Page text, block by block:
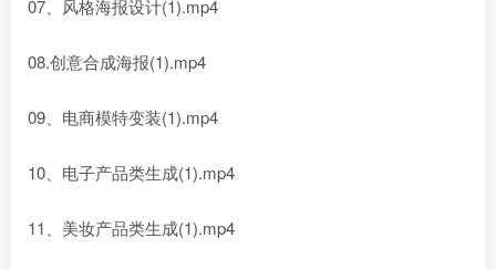
07、风格海报设计(1).mp4
08.创意合成海报(1).mp4
09、电商模特变装(1).mp4
10、电子产品类生成(1).mp4
11、美妆产品类生成(1).mp4